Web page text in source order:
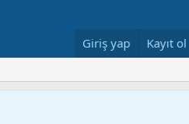
Giriş yap Kayıt ol